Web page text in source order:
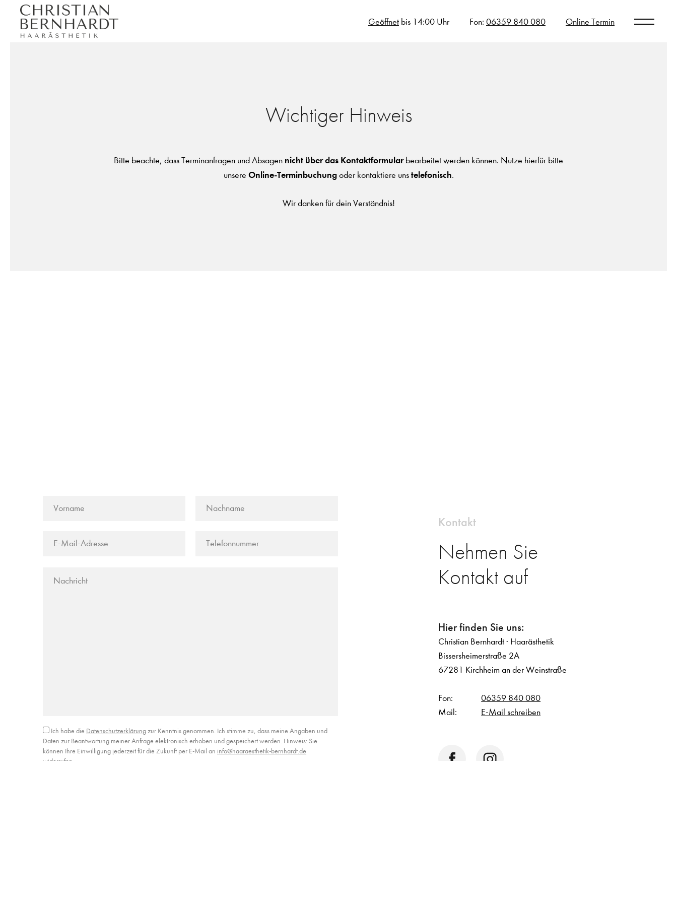
Geöffnet bis 14:00 Uhr Fon: 06359 840 080 Online Termin
Wichtiger Hinweis
Bitte beachte, dass Terminanfragen und Absagen nicht über das Kontaktformularbearbeitet werden können. Nutze hierfür bitte
unsere Online-Terminbuchungoder kontaktiere unstelefonisch.
Wir danken für dein Verständnis!
lasse
Ich habe die Datenschutzerklärungzur Kenntnis genommen. Ich stimme zu, dass meine Angaben und
Daten zur Beantwortung meiner Anfrage elektronisch erhoben und gespeichert werden. Hinweis: Sie
können Ihre Einwilligung jederzeit für die Zukunft per E-Mail an info@haaraesthetik-bernhardt.de
widerrufen.
Kontakt
Nehmen Sie
Kontakt auf
Hier finden Sie uns:
Christian Bernhardt · Haarästhetik
Bissersheimerstraße 2A
67281 Kirchheim an der Weinstraße
Fon:
06359 840 080
Mail:
E-Mail schreiben